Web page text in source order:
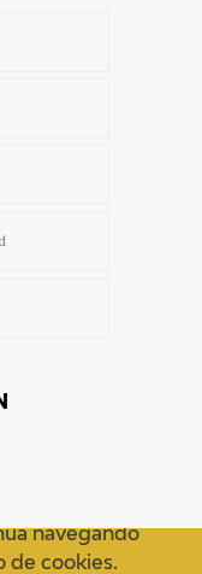
navegando
de cookies.